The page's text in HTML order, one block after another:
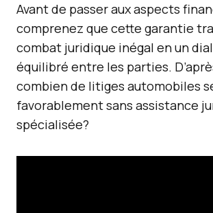
Avant de passer aux aspects
comprenez que cette garantie
combat juridique inégal en un
équilibré entre les parties.
combien de litiges automobiles
favorablement sans assistance
spécialisée?